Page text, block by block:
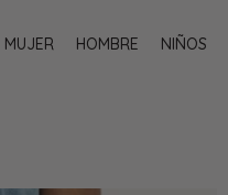
MUJER HOMBRE NIÑOS